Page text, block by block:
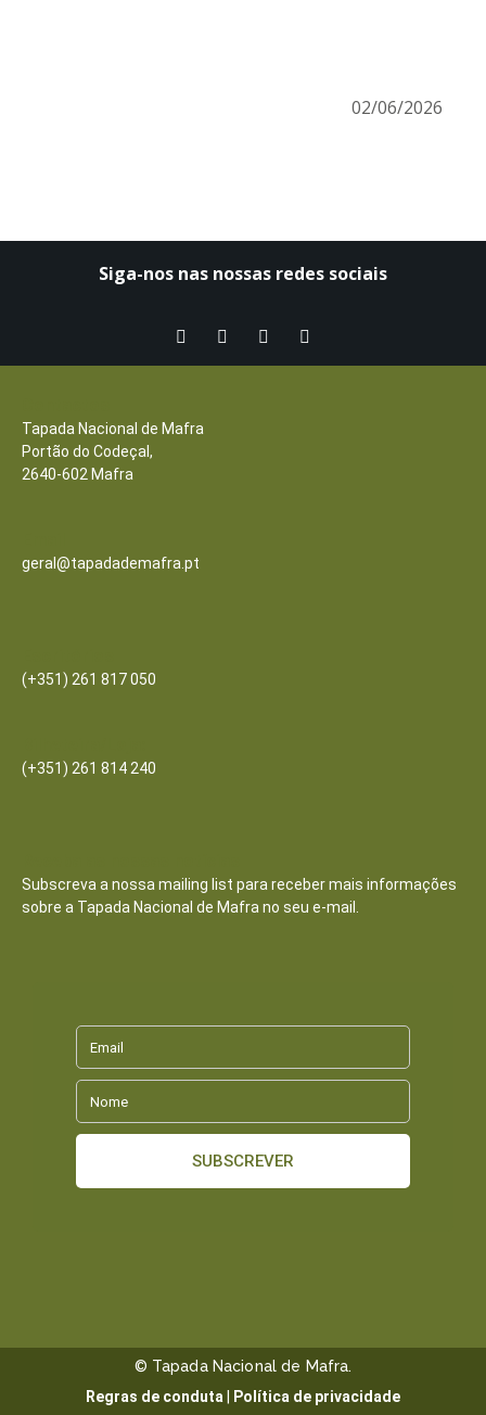
02/06/2026
Siga-nos nas nossas redes sociais​
Tapada Nacional de Mafra
Portão do Codeçal,
2640-602 Mafra
geral@tapadademafra.pt
(+351) 261 817 050
(+351) 261 814 240
Subscreva a nossa mailing list para receber mais informações
sobre a Tapada Nacional de Mafra no seu e-mail.
© Tapada Nacional de Mafra.
Regras de conduta
Política de privacidade